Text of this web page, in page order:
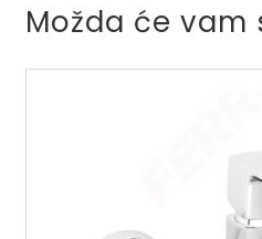
Možda će vam